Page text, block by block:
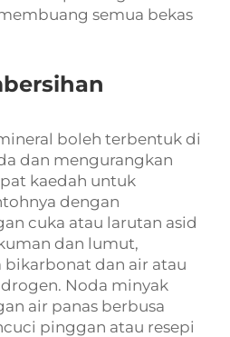
semua bekas
boleh terbentuk di
dan mengurangkan
kaedah untuk
dengan
cuka atau larutan asid
dan lumut,
bikarbonat dan air atau
Noda minyak
air panas berbusa
pinggan atau resepi